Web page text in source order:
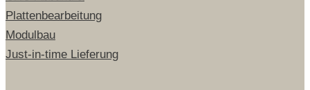
Plattenbearbeitung
Modulbau
Just-in-time Lieferung